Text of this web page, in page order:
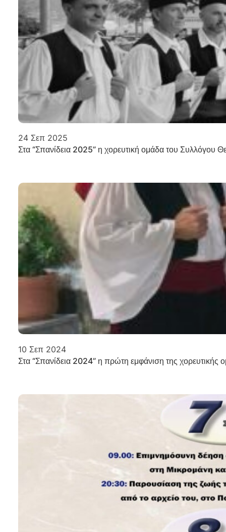
24 Σεπ 2025
Στα “Σπανίδεια 2025” η χορευτική ομάδα του Συλλόγου
10 Σεπ 2024
Στα “Σπανίδεια 2024” η πρώτη εμφάνιση της